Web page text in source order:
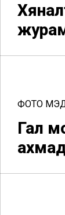
ФОТО
Гал